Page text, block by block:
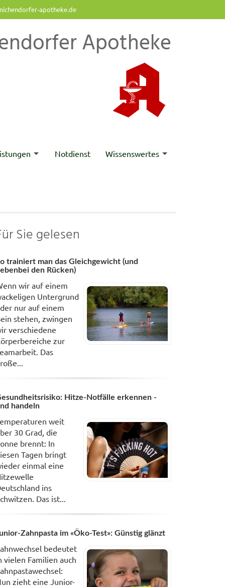
apotheke.de
Apotheke
Notdienst Wissenswertes
Sie gelesen
trainiert man das Gleichgewicht (und
den Rücken)
wir auf einem
Untergrund
nur auf einem
stehen, zwingen
verschiedene
zur
Das
Hitze-Notfälle erkennen -
handeln
weit
30 Grad, die
brennt: In
Tagen bringt
einmal eine
ins
Das ist...
Zahnpasta im «Öko-Test»: Günstig glänzt
bedeutet
vielen Familien auch
zieht eine Junior-